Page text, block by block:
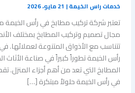
خدمات راس الخيمة| 21 مايو، 2026
تعتبر شركة تركيب مطابخ في رأس الخيمة
مجال تصميم وتركيب المطابخ بمختلف
تتناسب مع الأذواق المتنوعة لعملائها.
رأس الخيمة تطوراً كبيراً في صناعة الأثاث
المطابخ التي تعد من أهم أجزاء المنزل.
في رأس الخيمة حلولاً مبتكرة […]